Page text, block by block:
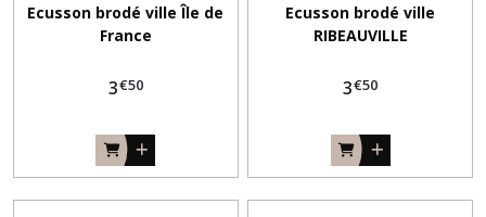
Ecusson brodé ville Île de
France
3€50
Ecusson brodé ville
RIBEAUVILLE
3€50